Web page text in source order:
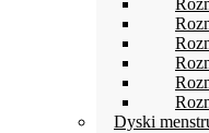
Dyski